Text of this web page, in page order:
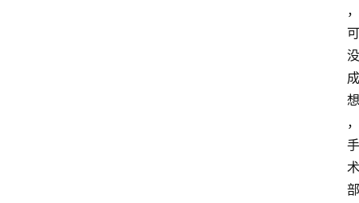
，
可
没
成
想
，
手
术
部